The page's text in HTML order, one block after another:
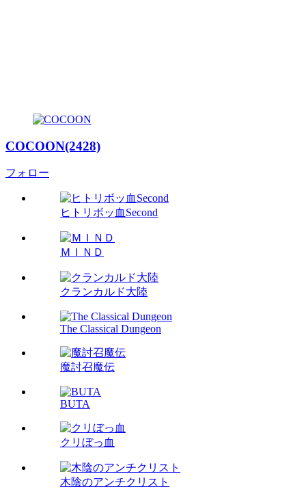
COCOON(2428)
フォロー
ヒトリボッ血Second
ＭＩＮＤ
クランカルド大陸
The Classical Dungeon
魔討召魔伝
BUTA
クリぼっ血
木陰のアンチクリスト